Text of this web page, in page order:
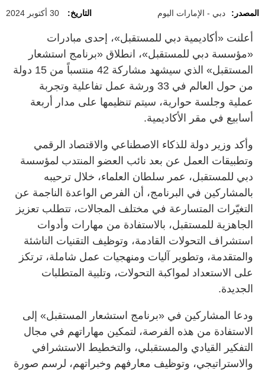
المصدر: دبي - الإمارات اليوم التاريخ: 30 أكتوبر 2024
أعلنت «أكاديمية دبي للمستقبل»، إحدى مبادرات
«مؤسسة دبي للمستقبل»، انطلاق «برنامج استشعار
المستقبل» الذي سيشهد مشاركة 42 منتسباً من 15 دولة
من حول العالم في 33 ورشة عمل تفاعلية وتجربة
عملية وجلسة حوارية، سيتم تنظيمها على مدار أربعة
أسابيع في مقر الأكاديمية.
وأكد وزير دولة للذكاء الاصطناعي والاقتصاد الرقمي
وتطبيقات العمل عن بعد نائب العضو المنتدب لمؤسسة
دبي للمستقبل، عمر سلطان العلماء، خلال ترحيبه
بالمشاركين في البرنامج، أن الفرص الواعدة الناجمة عن
التغيّرات المتسارعة في مختلف المجالات، تتطلب تعزيز
الجاهزية للمستقبل، بالاستفادة من مهارات وأدوات
استشراف التحولات القادمة، وتوظيف التقنيات الناشئة
والمتقدمة، وتطوير آليات ومنهجيات عمل شاملة، ترتكز
على الاستعداد لمواكبة التحولات، وتلبية المتطلبات
الجديدة.
ودعا المشاركين في «برنامج استشعار المستقبل» إلى
الاستفادة من هذه الفرصة، لتمكين مهاراتهم في مجال
التفكير القيادي والمستقبلي، والتخطيط الاستشرافي
والاستراتيجي، وتوظيف معارفهم وخبراتهم، لرسم صورة